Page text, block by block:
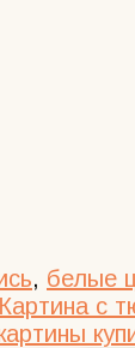
, белые
Картина с